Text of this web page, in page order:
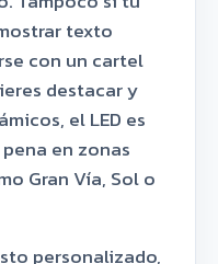
texto
con un cartel
destacar y
el LED es
en zonas
Gran Vía, Sol o
personalizado,